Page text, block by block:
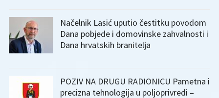
Načelnik Lasić uputio čestitku povodom
Dana pobjede i domovinske zahvalnosti i
Dana hrvatskih branitelja
POZIV NA DRUGU RADIONICU Pametna i
precizna tehnologija u poljoprivredi –